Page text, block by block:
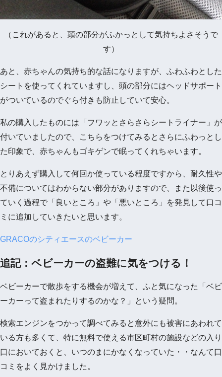
（これがあると、頭の部分がふかっとして気持ちよさそうで
す）
あと、赤ちゃんの気持ち的な話になりますが、ふわふわとした
シートを使ってくれていますし、頭の部分にはヘッドサポート
がついているのでぐら付きも防止していて安心。
私の購入したものには「フワッとさらさらシートライナー」が
付いていましたので、こちらをつけてみるとさらにふわっとし
た印象で、赤ちゃんもゴキゲンで眠ってくれちゃいます。
とりあえず購入して何回か使っている程度ですから、耐久性や
不備についてはわからない部分がありますので、また以後使っ
ていく過程で「良いところ」や「悪いところ」を発見して口コ
ミに追加していきたいと思います。
GRACOのシティエースのベビーカー
追記：ベビーカーの盗難に気をつける！
ベビーカーで散歩をする機会が増えて、ふと気になった「ベビ
ーカーって盗まれたりするのかな？」という疑問。
検索エンジンをつかって調べてみると意外にも被害にあわれて
いる方も多くて、特に無料で使える市区町村の施設などの入り
口においておくと、いつのまにかなくなっていた・・なんて口
コミをよく見かけました。